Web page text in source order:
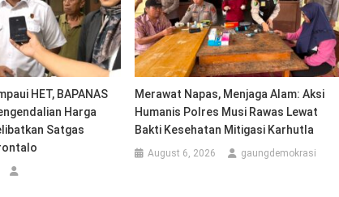
HET, BAPANAS
Harga
Satgas
Merawat Napas, Menjaga Alam: Aksi
Humanis Polres Musi Rawas Lewat
Bakti Kesehatan Mitigasi Karhutla
August 6, 2026 gaungdemokrasi